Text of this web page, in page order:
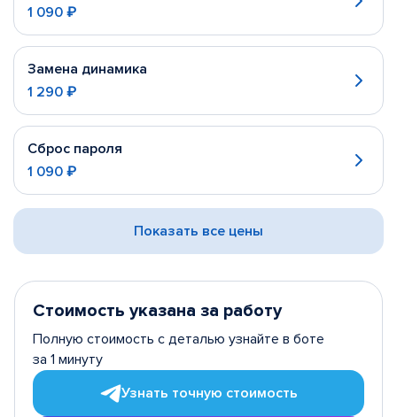
1 090 ₽
Замена динамика
1 290 ₽
Сброс пароля
1 090 ₽
Показать все цены
Стоимость указана за работу
Полную стоимость с деталью узнайте в боте
за 1 минуту
Узнать точную стоимость